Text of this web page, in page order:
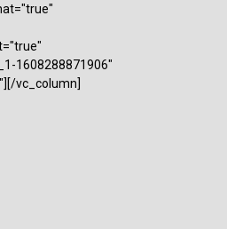
1608288871906"
vc_column]